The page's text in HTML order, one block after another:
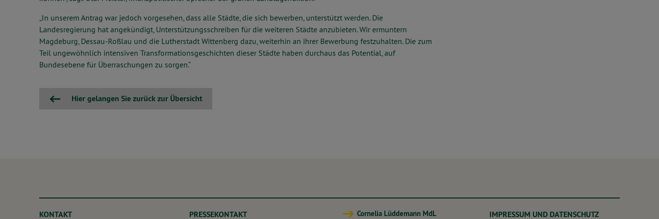
„In unserem Antrag war jedoch vorgesehen, dass alle Städte, die sich bewerben, unterstützt werden. Die
Landesregierung hat angekündigt, Unterstützungsschreiben für die weiteren Städte anzubieten. Wir ermuntern
Magdeburg, Dessau-Roßlau und die Lutherstadt Wittenberg dazu, weiterhin an ihrer Bewerbung festzuhalten. Die zum
Teil ungewöhnlich intensiven Transformationsgeschichten dieser Städte haben durchaus das Potential, auf
Bundesebene für Überraschungen zu sorgen.“
Hier gelangen Sie zurück zur Übersicht
KONTAKT PRESSEKONTAKT Cornelia Lüddemann MdL IMPRESSUM UND DATENSCHUTZ